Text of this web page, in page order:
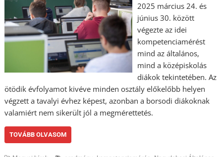
2025 március 24. és
június 30. között
végezte az idei
kompetenciamérést
mind az általános,
mind a középiskolás
diákok tekintetében. Az
ötödik évfolyamot kivéve minden osztály előkelőbb helyen
végzett a tavalyi évhez képest, azonban a borsodi diákoknak
valamiért nem sikerült jól a megmérettetés.
TOVÁBB OLVASOM